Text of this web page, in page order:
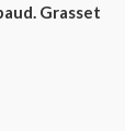
Grasset